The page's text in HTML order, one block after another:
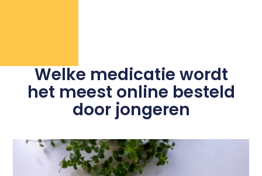
Welke medicatie wordt
het meest online besteld
door jongeren